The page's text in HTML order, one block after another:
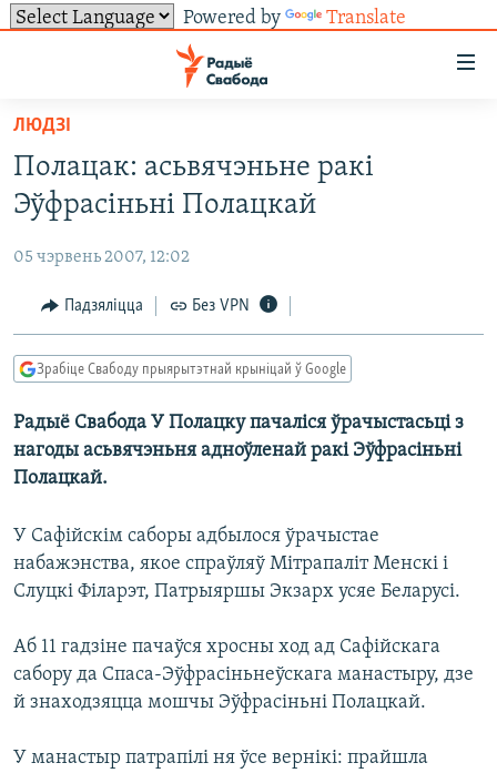
Powered by Translate
ўнівэрсальнага
доступу
Перайсьці
да
галоўнага
Перайсьці
Перайсьці
пошуку
УСЕ НАВІНЫ
ЛЮДЗІ
ПАЛІТЫКА
ВАЙНА
БЕЛАРУСЫ НА ВАЙНЕ
ПАЛІТВЯЗЬНІ
КАЛЯНДАР
ТОЛЬКІ НА СВАБОДЗЕ
БЛОГІ
ГІСТОРЫЯ НА СВАБОДЗЕ
КНІГІ
АЎДЫЁКНІГІ
PREMIUM
НА ХВАЛЯХ СВАБОДЫ
СУВЯЗЬ
АБЫСЬЦІ БЛЯКАВАНЬНЕ
ПАДЗЯЛІЦЦА ІНФАРМАЦЫЯЙ
ПАДПІСАЦЦА
RSS
FACEBOOK
TWITTER
Усе сайты РС/РСЭ
ЛЮДЗІ
Полацак: асьвячэньне ракі
Эўфрасіньні Полацкай
05 чэрвень 2007, 12:02
Падзяліцца Без VPN
Зрабіце Свабоду прыярытэтнай крыніцай ў Google
Радыё Свабода У Полацку пачаліся ўрачыстасьці з
нагоды асьвячэньня адноўленай ракі Эўфрасіньні
Полацкай.
У Сафійскім саборы адбылося ўрачыстае
набажэнства, якое спраўляў Мітрапаліт Менскі і
Слуцкі Філарэт, Патрыяршы Экзарх усяе Беларусі.
Аб 11 гадзіне пачаўся хросны ход ад Сафійскага
сабору да Спаса-Эўфрасіньнеўскага манастыру, дзе
й знаходзяцца мошчы Эўфрасіньні Полацкай.
У манастыр патрапілі ня ўсе вернікі: прайшла